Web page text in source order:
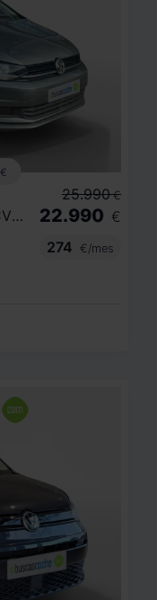
€
BUSINESS 2.0 TDI 85KW (115CV) DSG
25.990 €
22.990 €
274
€/mes